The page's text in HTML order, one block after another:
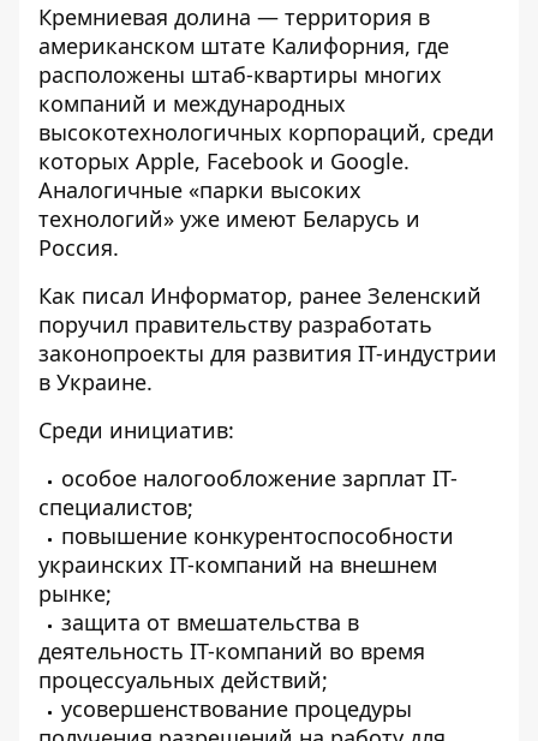
Кремниевая долина — территория в
американском штате Калифорния, где
расположены штаб-квартиры многих
компаний и международных
высокотехнологичных корпораций, среди
которых Apple, Facebook и Google.
Аналогичные «парки высоких
технологий» уже имеют Беларусь и
Россия.
Как писал Информатор, ранее Зеленский
поручил правительству разработать
законопроекты для развития IT-индустрии
в Украине.
Среди инициатив:
особое налогообложение зарплат IT-
специалистов;
повышение конкурентоспособности
украинских IT-компаний на внешнем
рынке;
защита от вмешательства в
деятельность IT-компаний во время
процессуальных действий;
усовершенствование процедуры